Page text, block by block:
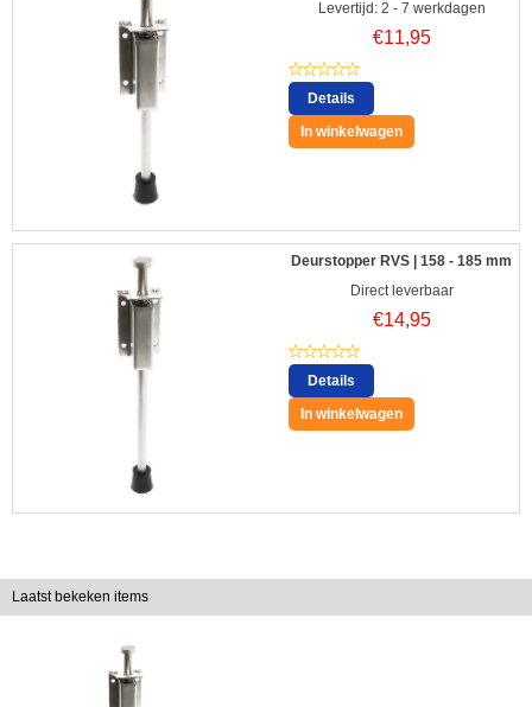
Levertijd: 2 - 7 werkdagen
€11,95
Details
In winkelwagen
Deurstopper RVS | 158 - 185 mm
Direct leverbaar
€14,95
Details
In winkelwagen
Laatst bekeken items